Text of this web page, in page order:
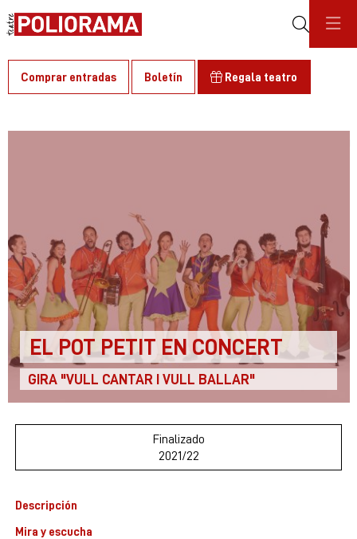
Comprar entradas Boletín Regala teatro
EL POT PETIT EN CONCERT
GIRA "VULL CANTAR I VULL BALLAR"
Finalizado
2021/22
Descripción
Mira y escucha